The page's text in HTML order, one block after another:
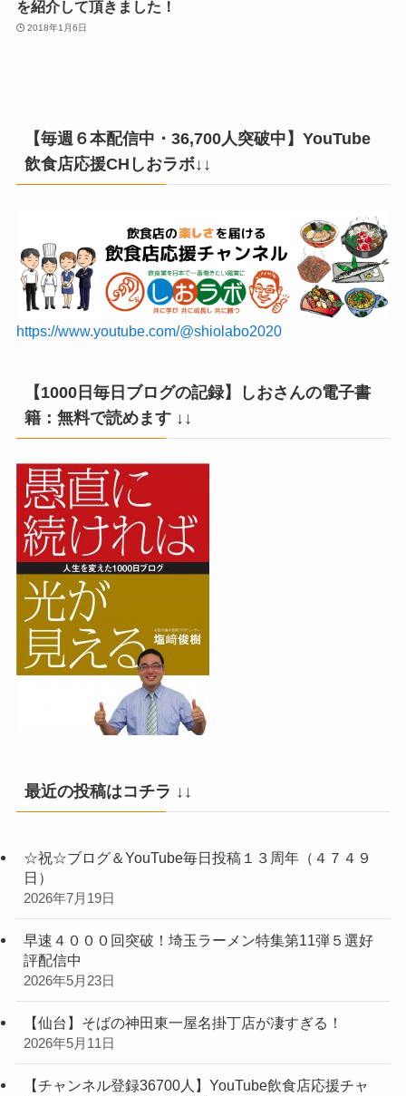
を紹介して頂きました！
2018年1月6日
【毎週６本配信中・36,700人突破中】YouTube
飲食店応援CHしおラボ↓↓
https://www.youtube.com/@shiolabo2020
【1000日毎日ブログの記録】しおさんの電子書
籍：無料で読めます ↓↓
最近の投稿はコチラ ↓↓
☆祝☆ブログ＆YouTube毎日投稿１３周年（４７４９
日）
2026年7月19日
早速４０００回突破！埼玉ラーメン特集第11弾５選好
評配信中
2026年5月23日
【仙台】そばの神田東一屋名掛丁店が凄すぎる！
2026年5月11日
【チャンネル登録36700人】YouTube飲食店応援チャ